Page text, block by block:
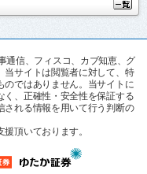
通信、フィスコ、カブ知恵、グ
当サイトは閲覧者に対して、特
のではありません。当サイトに
く、正確性・安全性を保証する
される情報を用いて行う判断の
頂いております。